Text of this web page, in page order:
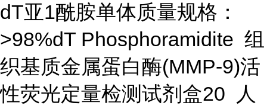
dT亚1酰胺单体质量规格：
>98%dT Phosphoramidite 组
织基质金属蛋白酶(MMP-9)活
性荧光定量检测试剂盒20 人